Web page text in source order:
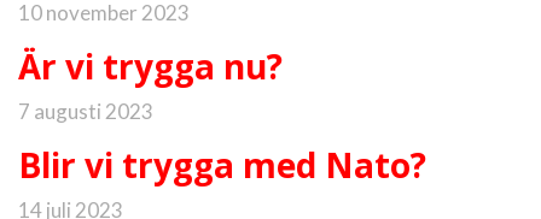
10 november 2023
Är vi trygga nu?
7 augusti 2023
Blir vi trygga med Nato?
14 juli 2023